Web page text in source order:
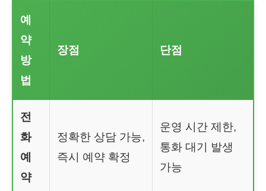
예
약
방
법
장점 단점
전
화
예
약
정확한 상담 가능,
즉시 예약 확정
운영 시간 제한,
통화 대기 발생
가능